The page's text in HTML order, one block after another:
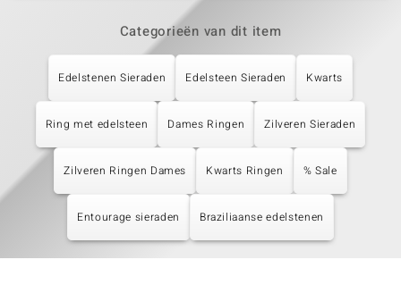
Categorieën van dit item
Edelstenen Sieraden Edelsteen Sieraden Kwarts
Ring met edelsteen Dames Ringen Zilveren Sieraden
Zilveren Ringen Dames Kwarts Ringen % Sale
Entourage sieraden Braziliaanse edelstenen